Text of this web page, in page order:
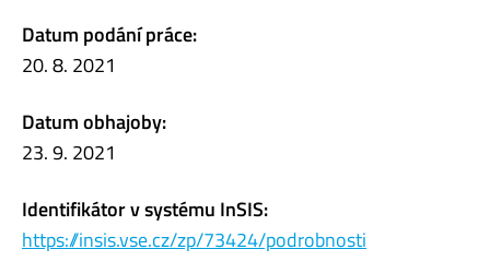
Datum podání práce:
20. 8. 2021
Datum obhajoby:
23. 9. 2021
Identifikátor v systému InSIS:
https://insis.vse.cz/zp/73424/podrobnosti